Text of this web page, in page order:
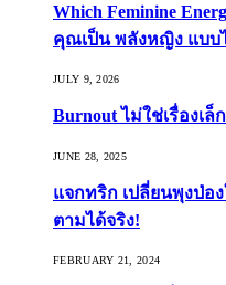
Which Feminine
คุณเป็น พลังหญิง แบบ
JULY 9, 2026
Burnout ไม่ใช่เรื่องเ
JUNE 28, 2025
แจกทริก เปลี่ยนพุงป่อ
ตามได้จริง!
FEBRUARY 21, 2024